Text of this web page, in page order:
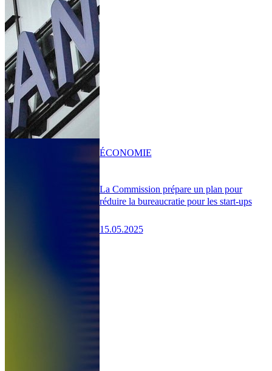
La Commission prépare un plan pour
réduire la bureaucratie pour les start-ups
15.05.2025
ÉCONOMIE